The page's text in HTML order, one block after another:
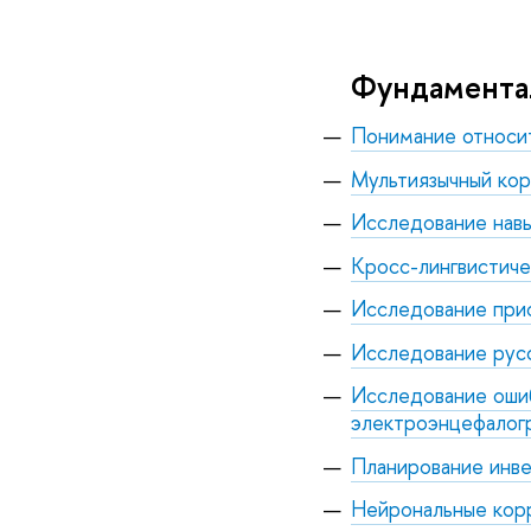
Понимание
Мультиязычный
Исследование
Кросс-
Исследование
Исследование
Исследование
Планирование
Нейрональные